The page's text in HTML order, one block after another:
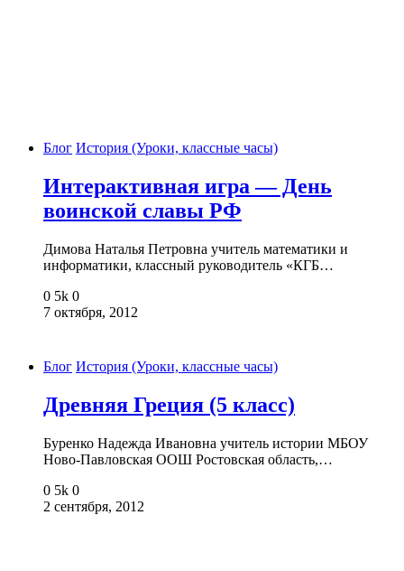
Блог История (Уроки, классные часы)
Интерактивная игра — День
воинской славы РФ
Димова Наталья Петровна учитель математики и
информатики, классный руководитель «КГБ…
0 5k 0
7 октября, 2012
Блог История (Уроки, классные часы)
Древняя Греция (5 класс)
Буренко Надежда Ивановна учитель истории МБОУ
Ново-Павловская ООШ Ростовская область,…
0 5k 0
2 сентября, 2012